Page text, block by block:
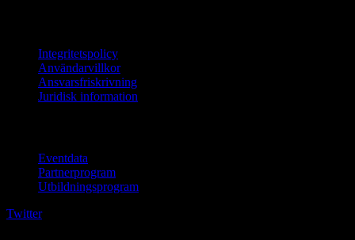
Integritetspolicy
Användarvillkor
Ansvarsfriskrivning
Juridisk information
Eventdata
Partnerprogram
Utbildningsprogram
Twitter